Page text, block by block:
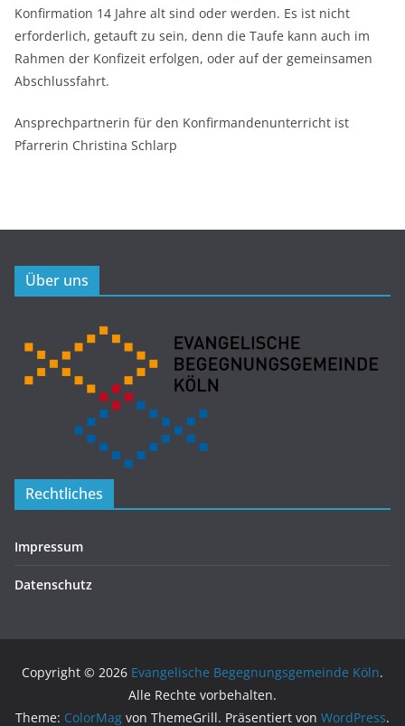
Konfirmation 14 Jahre alt sind oder werden. Es ist nicht
erforderlich, getauft zu sein, denn die Taufe kann auch im
Rahmen der Konfizeit erfolgen, oder auf der gemeinsamen
Abschlussfahrt.
Ansprechpartnerin für den Konfirmandenunterricht ist
Pfarrerin Christina Schlarp
Über uns
Rechtliches
Impressum
Datenschutz
Copyright © 2026 Evangelische Begegnungsgemeinde Köln.
Alle Rechte vorbehalten.
Theme: ColorMag von ThemeGrill. Präsentiert von WordPress.